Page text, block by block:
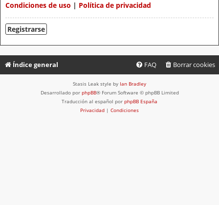
Condiciones de uso | Política de privacidad
Registrarse
Índice general Borrar cookies
FAQ
Stasis Leak style by Ian Bradley
Desarrollado por phpBB® Forum Software © phpBB Limited
Traducción al español por phpBB España
Privacidad | Condiciones